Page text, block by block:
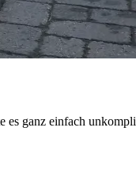
es ganz einfach